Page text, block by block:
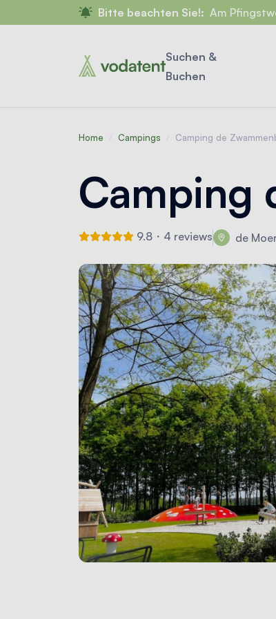
Bitte beachten Sie!: Am
Suchen &
Buchen
Home Campings Camping de
Camping
9.8・4 reviews de